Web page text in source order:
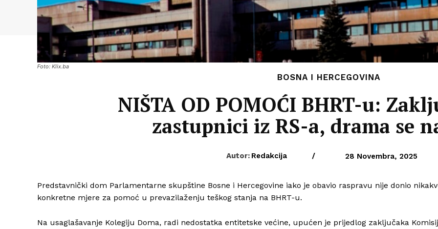
Foto: Klix.ba
BOSNA I HERCEGOVINA
NIŠTA OD POMOĆI BHRT-u:
zastupnici iz RS-a, drama se
Autor: Redakcija / 28 Novembra, 2025
Predstavnički dom Parlamentarne skupštine Bosne i Hercegovine iako je obavio raspravu nije donio
konkretne mjere za pomoć u prevazilaženju teškog stanja na BHRT-u.
Na usaglašavanje Kolegiju Doma, radi nedostatka entitetske većine, upućen je prijedlog zaključaka